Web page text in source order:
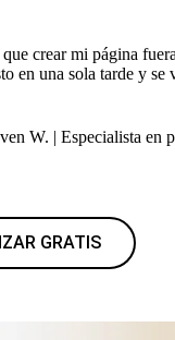
crear mi página
en una sola tarde y se
W. | Especialista en
GRATIS